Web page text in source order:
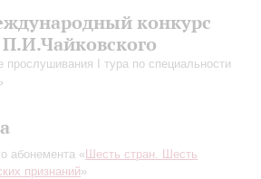
конкурс
прослушивания I тура по специальности
абонемента « Шесть стран. Шесть
признаний»